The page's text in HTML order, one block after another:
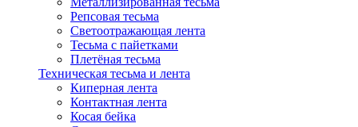
Репсовая тесьма
Светоотражающая лента
Тесьма с пайетками
Плетёная тесьма
Техническая тесьма и лента
Киперная лента
Контактная лента
Косая бейка